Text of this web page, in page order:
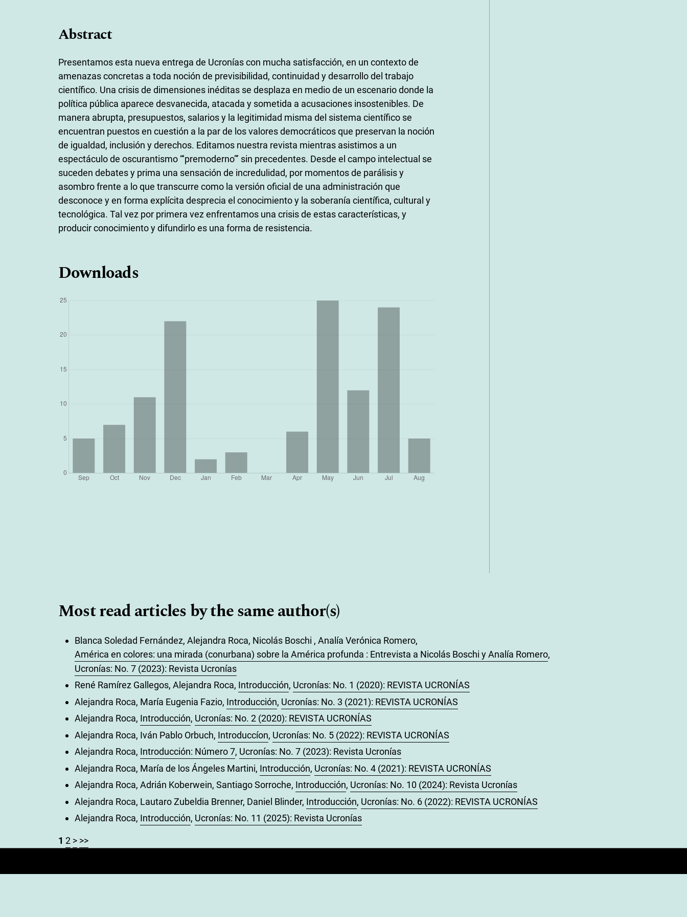
Abstract
Presentamos esta nueva entrega de Ucronías con mucha satisfacción, en un contexto de
amenazas concretas a toda noción de previsibilidad, continuidad y desarrollo del trabajo
científico. Una crisis de dimensiones inéditas se desplaza en medio de un escenario donde la
política pública aparece desvanecida, atacada y sometida a acusaciones insostenibles. De
manera abrupta, presupuestos, salarios y la legitimidad misma del sistema científico se
encuentran puestos en cuestión a la par de los valores democráticos que preservan la noción
de igualdad, inclusión y derechos. Editamos nuestra revista mientras asistimos a un
espectáculo de oscurantismo “‘premoderno”’ sin precedentes. Desde el campo intelectual se
suceden debates y prima una sensación de incredulidad, por momentos de parálisis y
asombro frente a lo que transcurre como la versión oficial de una administración que
desconoce y en forma explícita desprecia el conocimiento y la soberanía científica, cultural y
tecnológica. Tal vez por primera vez enfrentamos una crisis de estas características, y
producir conocimiento y difundirlo es una forma de resistencia.
Downloads
Most read articles by the same author(s)
Blanca Soledad Fernández, Alejandra Roca, Nicolás Boschi , Analía Verónica Romero,
América en colores: una mirada (conurbana) sobre la América profunda : Entrevista a Nicolás Boschi y Analía Romero,
Ucronías: No. 7 (2023): Revista Ucronías
René Ramírez Gallegos, Alejandra Roca, Introducción, Ucronías: No. 1 (2020): REVISTA UCRONÍAS
Alejandra Roca, María Eugenia Fazio, Introducción, Ucronías: No. 3 (2021): REVISTA UCRONÍAS
Alejandra Roca, Introducción, Ucronías: No. 2 (2020): REVISTA UCRONÍAS
Alejandra Roca, Iván Pablo Orbuch, Introduccíon, Ucronías: No. 5 (2022): REVISTA UCRONÍAS
Alejandra Roca, Introducción: Número 7, Ucronías: No. 7 (2023): Revista Ucronías
Alejandra Roca, María de los Ángeles Martini, Introducción, Ucronías: No. 4 (2021): REVISTA UCRONÍAS
Alejandra Roca, Adrián Koberwein, Santiago Sorroche, Introducción, Ucronías: No. 10 (2024): Revista Ucronías
Alejandra Roca, Lautaro Zubeldia Brenner, Daniel Blinder, Introducción, Ucronías: No. 6 (2022): REVISTA UCRONÍAS
Alejandra Roca, Introducción, Ucronías: No. 11 (2025): Revista Ucronías
1 2 > >>